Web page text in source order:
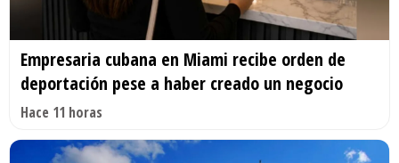
Empresaria cubana en Miami recibe orden de
deportación pese a haber creado un negocio
Hace 11 horas